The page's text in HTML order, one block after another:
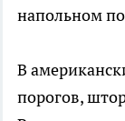
напольном
В
порогов,